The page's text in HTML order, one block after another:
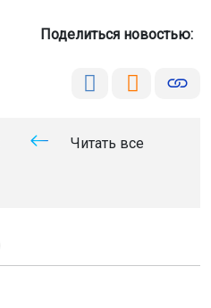
Поделиться новостью:
Читать все